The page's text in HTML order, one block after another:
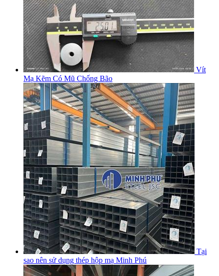
Vít
Mạ Kẽm Có Mũ Chống Bão
Tại
sao nên sử dụng thép hộp mạ Minh Phú